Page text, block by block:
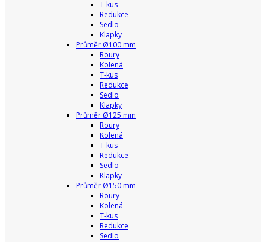
T-kus
Redukce
Sedlo
Klapky
Průměr Ø100 mm
Roury
Kolená
T-kus
Redukce
Sedlo
Klapky
Průměr Ø125 mm
Roury
Kolená
T-kus
Redukce
Sedlo
Klapky
Průměr Ø150 mm
Roury
Kolená
T-kus
Redukce
Sedlo